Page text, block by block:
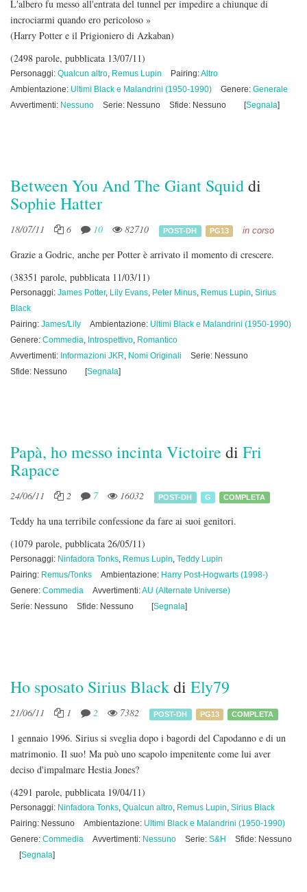
L'albero fu messo all'entrata del tunnel per impedire a chiunque di
incrociarmi quando ero pericoloso »
(Harry Potter e il Prigioniero di Azkaban)
(2498 parole, pubblicata 13/07/11)
Personaggi: Qualcun altro, Remus Lupin Pairing:Altro
Ambientazione: Ultimi Black e Malandrini (1950-1990) Genere: Generale
Avvertimenti: Nessuno Serie: Nessuno Sfide: Nessuno [Segnala]
Between You And The Giant Squiddi
Sophie Hatter
18/07/11 6 10 82710 POST-DH PG13 in corso
Grazie a Godric, anche per Potter è arrivato il momento di crescere.
(38351 parole, pubblicata 11/03/11)
Personaggi: James Potter, Lily Evans, Peter Minus, Remus Lupin, Sirius
Black
Pairing: James/Lily Ambientazione: Ultimi Black e Malandrini (1950-1990)
Genere: Commedia, Introspettivo, Romantico
Avvertimenti: Informazioni JKR, Nomi Originali
Serie: Nessuno
Sfide: Nessuno
[Segnala]
Papà, ho messo incinta Victoire di Fri
Rapace
24/06/11 2 7 16032 POST-DH G COMPLETA
Teddy ha una terribile confessione da fare ai suoi genitori.
(1079 parole, pubblicata 26/05/11)
Personaggi: Ninfadora Tonks, Remus Lupin, Teddy Lupin
Pairing: Remus/Tonks Ambientazione: Harry Post-Hogwarts (1998-)
Genere: Commedia Avvertimenti:AU (Alternate Universe)
Serie: Nessuno
Sfide: Nessuno [Segnala]
Ho sposato Sirius Blackdi Ely79
21/06/11 1 2 7382 POST-DH PG13 COMPLETA
1 gennaio 1996. Sirius si sveglia dopo i bagordi del Capodanno e di un
matrimonio. Il suo! Ma può uno scapolo impenitente come lui aver
deciso d'impalmare Hestia Jones?
(4291 parole, pubblicata 19/04/11)
Personaggi: Ninfadora Tonks, Qualcun altro, Remus Lupin, Sirius Black
Pairing: Nessuno
Ambientazione: Ultimi Black e Malandrini (1950-1990)
Genere: Commedia Avvertimenti: Nessuno Serie: S&H
Sfide: Nessuno
[Segnala]